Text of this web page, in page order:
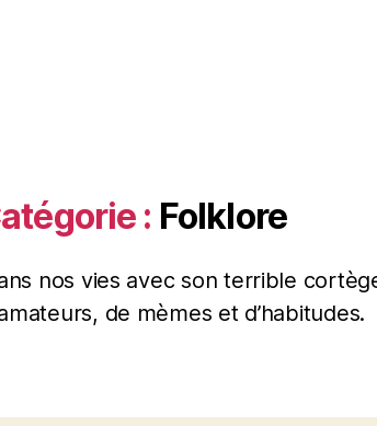
: Folklore
nos vies avec son terrible
de mèmes et d’habitudes.